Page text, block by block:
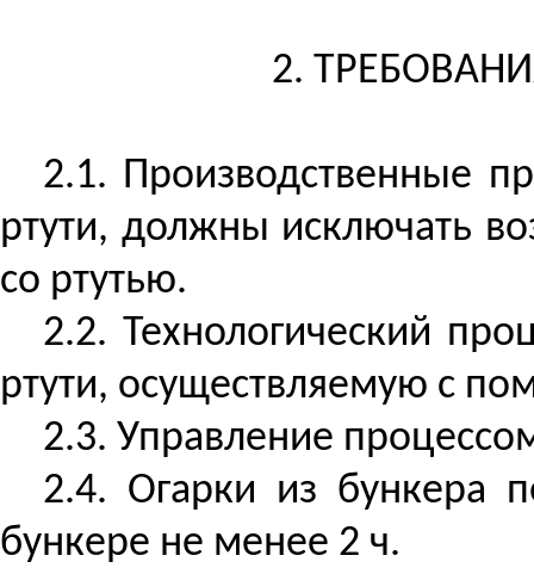
2.
2.1. Производственные
ртути, должны исключать
со ртутью.
2.2. Технологический
ртути, осуществляемую с
2.3. Управление
2.4. Огарки из бункера
бункере не менее 2 ч.